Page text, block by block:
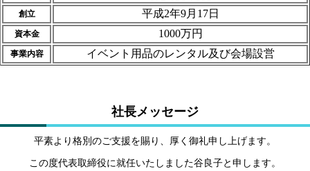
創立 平成2年9月17日
資本金 1000万円
事業内容 イベント用品のレンタル及び会場設営
社長メッセージ
平素より格別のご支援を賜り、厚く御礼申し上げます。
この度代表取締役に就任いたしました谷良子と申します。